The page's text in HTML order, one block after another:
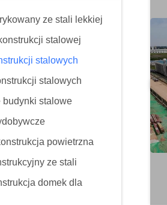
ze stali lekkiej
stalowej
stalowych
stalowych
budynki stalowe
powietrzna
ze stali
domek dla